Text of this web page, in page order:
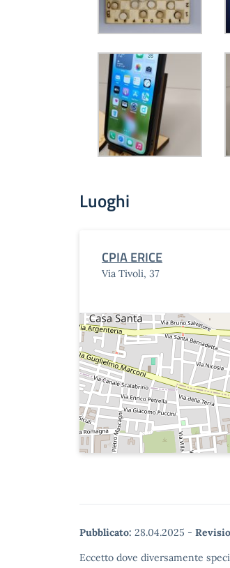
Luoghi
CPIA ERICE
Via Tivoli, 37
Pubblicato: 28.04.2025 -
Eccetto dove diversamente